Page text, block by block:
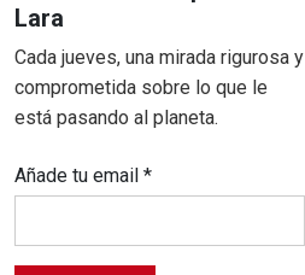
Lara
Cada jueves, una mirada rigurosa y
comprometida sobre lo que le
está pasando al planeta.
Añade tu email*